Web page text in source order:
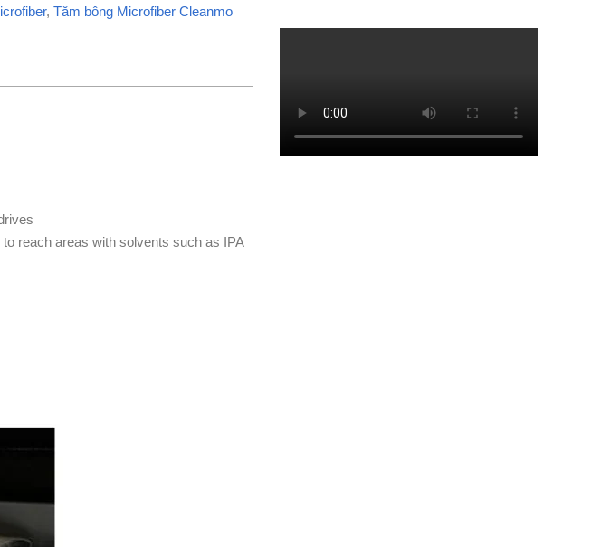
, Tăm bông Microfiber Cleanmo
reach areas with solvents such as IPA